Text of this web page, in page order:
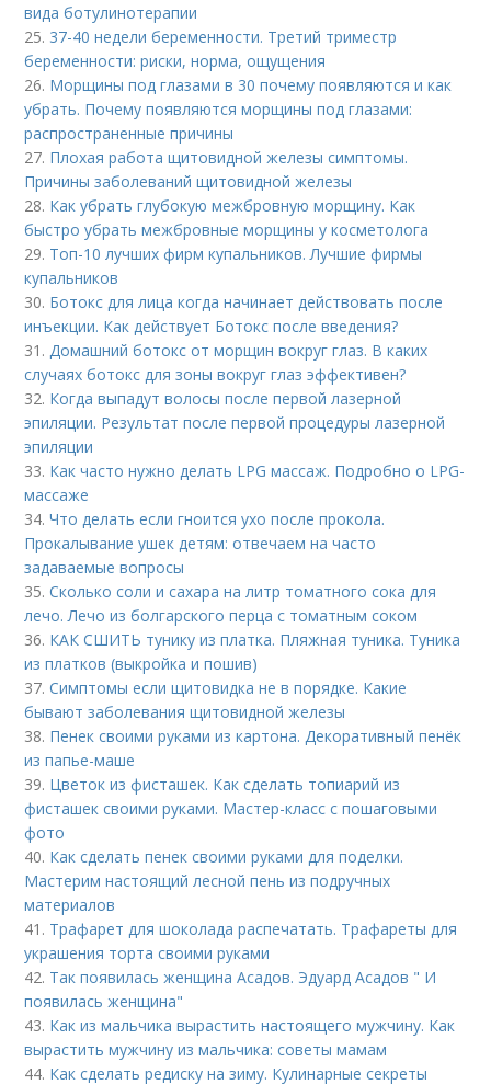
вида ботулинотерапии
25. 37-40 недели беременности. Третий триместр
беременности: риски, норма, ощущения
26. Морщины под глазами в 30 почему появляются и как
убрать. Почему появляются морщины под глазами:
распространенные причины
27. Плохая работа щитовидной железы симптомы.
Причины заболеваний щитовидной железы
28. Как убрать глубокую межбровную морщину. Как
быстро убрать межбровные морщины у косметолога
29. Топ-10 лучших фирм купальников. Лучшие фирмы
купальников
30. Ботокс для лица когда начинает действовать после
инъекции. Как действует Ботокс после введения?
31. Домашний ботокс от морщин вокруг глаз. В каких
случаях ботокс для зоны вокруг глаз эффективен?
32. Когда выпадут волосы после первой лазерной
эпиляции. Результат после первой процедуры лазерной
эпиляции
33. Как часто нужно делать LPG массаж. Подробно о LPG-
массаже
34.Что делать если гноится ухо после прокола.
Прокалывание ушек детям: отвечаем на часто
задаваемые вопросы
35.Сколько соли и сахара на литр томатного сока для
лечо. Лечо из болгарского перца с томатным соком
36. КАК СШИТЬ тунику из платка. Пляжная туника. Туника
из платков (выкройка и пошив)
37.Симптомы если щитовидка не в порядке. Какие
бывают заболевания щитовидной железы
38. Пенек своими руками из картона. Декоративный пенёк
из папье-маше
39. Цветок из фисташек. Как сделать топиарий из
фисташек своими руками. Мастер-класс с пошаговыми
фото
40. Как сделать пенек своими руками для поделки.
Мастерим настоящий лесной пень из подручных
материалов
41. Трафарет для шоколада распечатать. Трафареты для
украшения торта своими руками
42. Так появилась женщина Асадов. Эдуард Асадов " И
появилась женщина"
43. Как из мальчика вырастить настоящего мужчину. Как
вырастить мужчину из мальчика: советы мамам
44. Как сделать редиску на зиму. Кулинарные секреты